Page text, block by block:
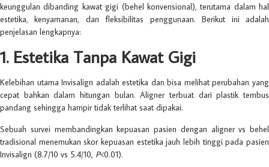
keunggulan dibanding kawat gigi (behel konvensional), terutama dalam hal
estetika, kenyamanan, dan fleksibilitas penggunaan. Berikut ini adalah
penjelasan lengkapnya:
1. Estetika Tanpa Kawat Gigi
Kelebihan utama Invisalign adalah estetika dan bisa melihat perubahan yang
cepat bahkan dalam hitungan bulan. Aligner terbuat dari plastik tembus
pandang sehingga hampir tidak terlihat saat dipakai.
Sebuah survei membandingkan kepuasan pasien dengan aligner vs behel
tradisional menemukan skor kepuasan estetika jauh lebih tinggi pada pasien
Invisalign (8.7/10 vs 5.4/10, P<0.01).